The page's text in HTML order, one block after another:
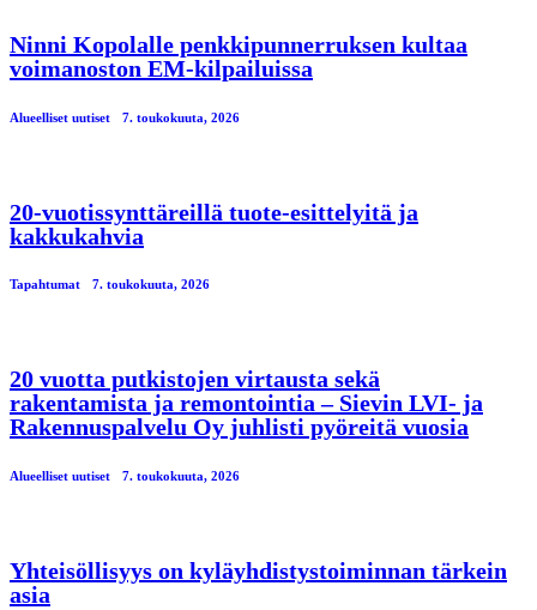
Ninni Kopolalle penkkipunnerruksen kultaa
voimanoston EM-kilpailuissa
Alueelliset uutiset 7. toukokuuta, 2026
20-vuotissynttäreillä tuote-esittelyitä ja
kakkukahvia
Tapahtumat 7. toukokuuta, 2026
20 vuotta putkistojen virtausta sekä
rakentamista ja remontointia – Sievin LVI- ja
Rakennuspalvelu Oy juhlisti pyöreitä vuosia
Alueelliset uutiset 7. toukokuuta, 2026
Yhteisöllisyys on kyläyhdistystoiminnan tärkein
asia